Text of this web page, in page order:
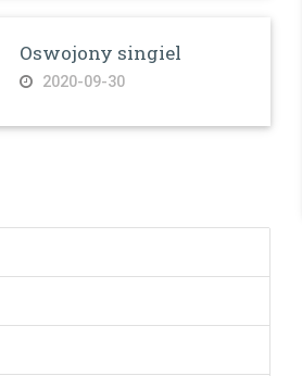
Oswojony singiel
2020-09-30